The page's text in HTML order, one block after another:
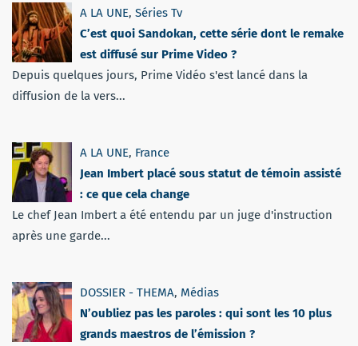
A LA UNE, Séries Tv
C’est quoi Sandokan, cette série dont le remake
est diffusé sur Prime Video ?
Depuis quelques jours, Prime Vidéo s'est lancé dans la
diffusion de la vers...
A LA UNE, France
Jean Imbert placé sous statut de témoin assisté
: ce que cela change
Le chef Jean Imbert a été entendu par un juge d'instruction
après une garde...
DOSSIER - THEMA, Médias
N’oubliez pas les paroles : qui sont les 10 plus
grands maestros de l’émission ?